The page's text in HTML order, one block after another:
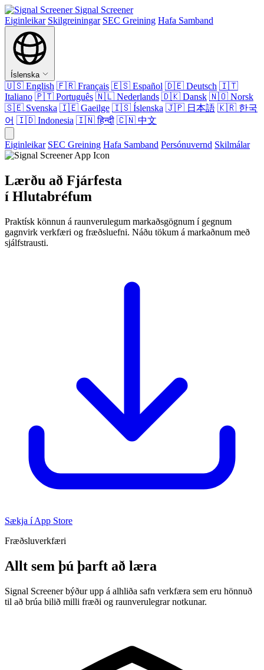
Signal Screener
Eiginleikar Skilgreiningar SEC Greining Hafa Samband
Íslenska
🇺🇸 English 🇫🇷 Français 🇪🇸 Español 🇩🇪 Deutsch 🇮🇹
Italiano 🇵🇹 Português 🇳🇱 Nederlands 🇩🇰 Dansk 🇳🇴 Norsk
🇸🇪 Svenska 🇮🇪 Gaeilge 🇮🇸 Íslenska 🇯🇵 日本語 🇰🇷 한국
어 🇮🇩 Indonesia 🇮🇳हिन्दी 🇨🇳 中文
Eiginleikar SEC Greining Hafa Samband Persónuvernd Skilmálar
Lærðu að Fjárfesta
í Hlutabréfum
Praktísk könnun á raunverulegum markaðsgögnum í gegnum
gagnvirk verkfæri og fræðsluefni. Náðu tökum á markaðnum með
sjálfstrausti.
Sækja í App Store
Fræðsluverkfæri
Allt sem þú þarft að læra
Signal Screener býður upp á alhliða safn verkfæra sem eru hönnuð
til að brúa bilið milli fræði og raunverulegrar notkunar.